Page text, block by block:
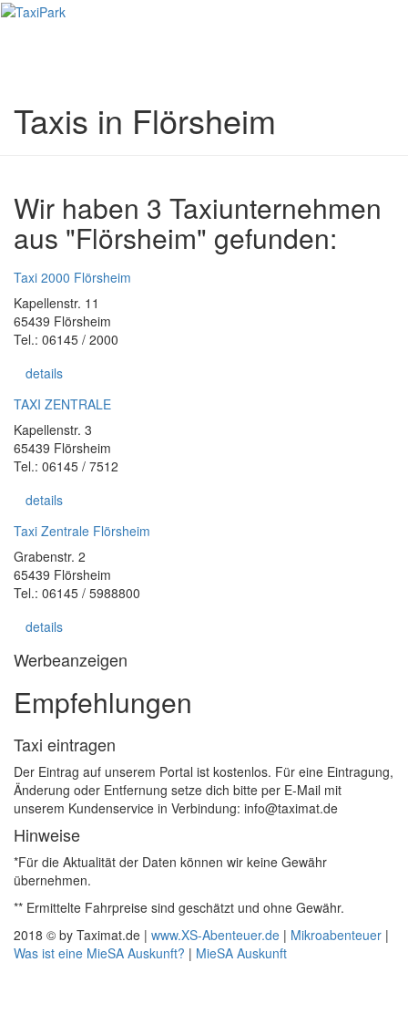
Taxis in Flörsheim
Wir haben 3 Taxiunternehmen
aus "Flörsheim" gefunden:
Taxi 2000 Flörsheim
Kapellenstr. 11
65439 Flörsheim
Tel.: 06145 / 2000
details
TAXI ZENTRALE
Kapellenstr. 3
65439 Flörsheim
Tel.: 06145 / 7512
details
Taxi Zentrale Flörsheim
Grabenstr. 2
65439 Flörsheim
Tel.: 06145 / 5988800
details
Werbeanzeigen
Empfehlungen
Taxi eintragen
Der Eintrag auf unserem Portal ist kostenlos. Für eine Eintragung,
Änderung oder Entfernung setze dich bitte per E-Mail mit
unserem Kundenservice in Verbindung: info@taximat.de
Hinweise
*Für die Aktualität der Daten können wir keine Gewähr
übernehmen.
** Ermittelte Fahrpreise sind geschätzt und ohne Gewähr.
2018 © by Taximat.de | www.XS-Abenteuer.de | Mikroabenteuer |
Was ist eine MieSA Auskunft? | MieSA Auskunft